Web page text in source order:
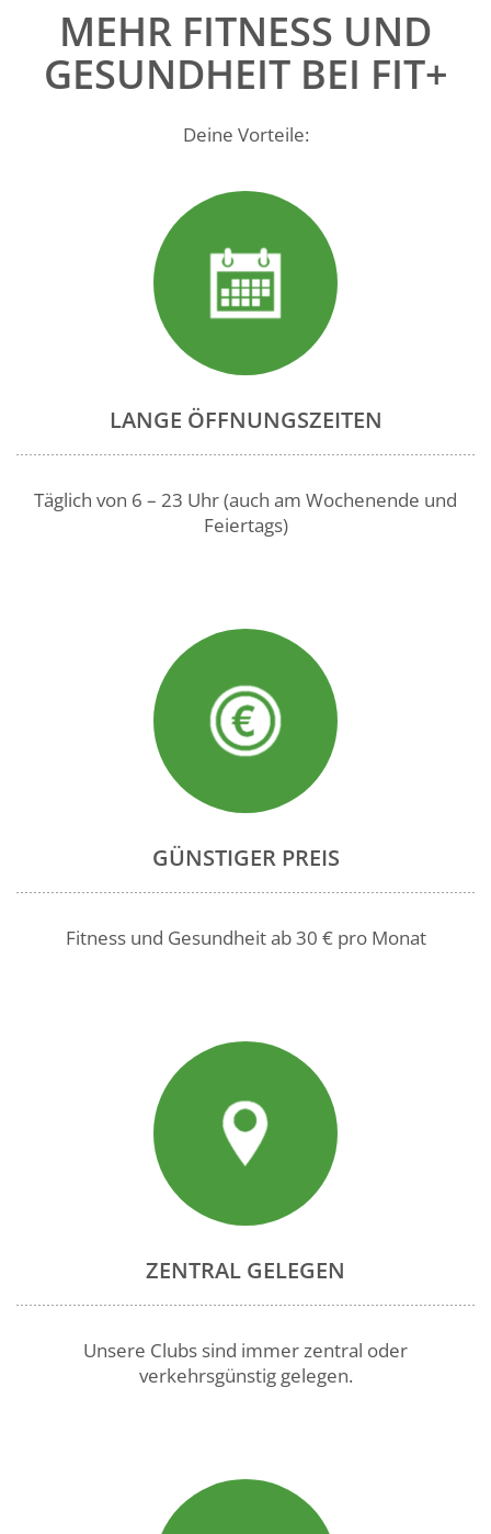
MEHR FITNESS UND
GESUNDHEIT BEI FIT+
Deine Vorteile:
LANGE ÖFFNUNGSZEITEN
Täglich von 6 – 23 Uhr (auch am Wochenende und
Feiertags)
GÜNSTIGER PREIS
Fitness und Gesundheit ab 30 € pro Monat
ZENTRAL GELEGEN
Unsere Clubs sind immer zentral oder
verkehrsgünstig gelegen.